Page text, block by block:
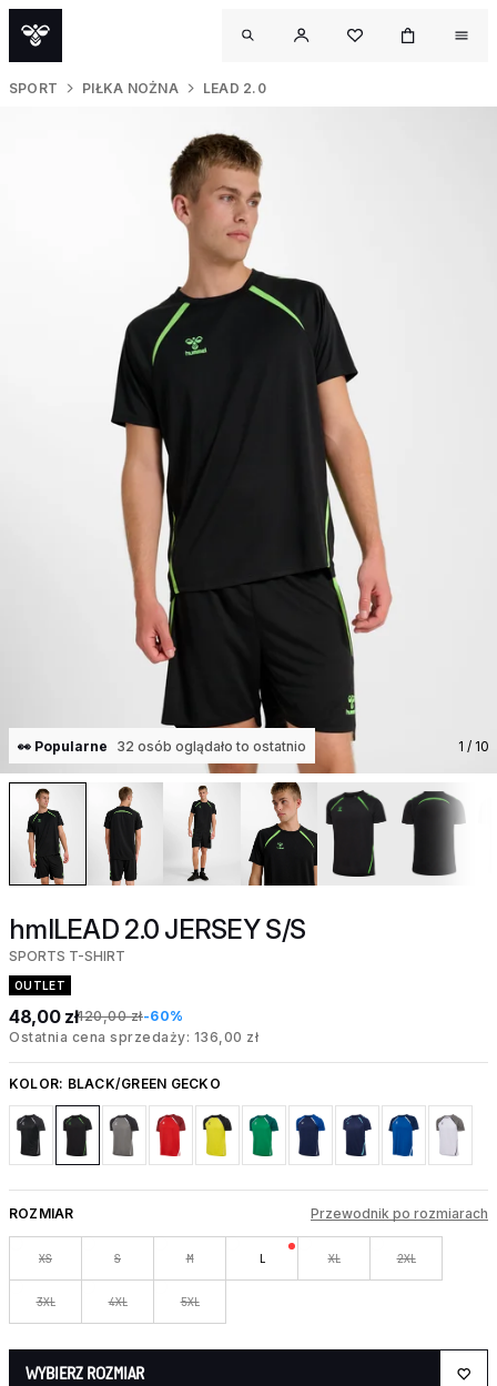
SPORT PIŁKA NOŻNA LEAD 2.0
👀 Popularne 32 osób oglądało to ostatnio 1 / 10
hmlLEAD 2.0 JERSEY S/S
SPORTS T-SHIRT
OUTLET
48,00 zł120,00 zł-60%
Ostatnia cena sprzedaży: 136,00 zł
KOLOR: BLACK/GREEN GECKO
ROZMIAR Przewodnik po rozmiarach
XS S M L XL 2XL
3XL 4XL 5XL
WYBIERZ ROZMIAR